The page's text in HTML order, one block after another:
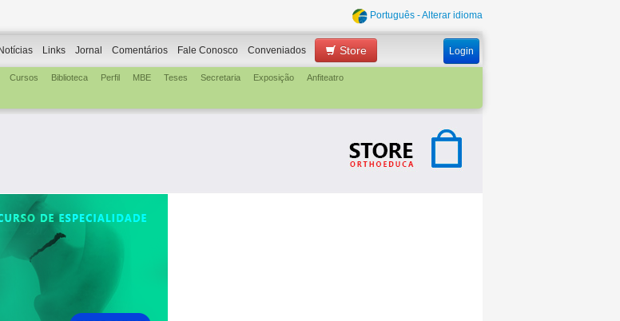
Português - Alterar idioma
Notícias Links Jornal Comentários Fale Conosco Conveniados Login
Store
Cursos Biblioteca Perfil MBE Teses Secretaria Exposição Anfiteatro